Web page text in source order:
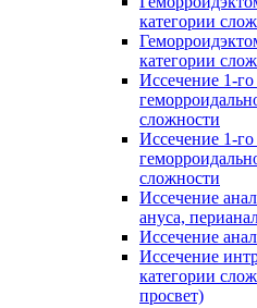
категории
категории
Иссечение 1-
сложности
Иссечение 1-
сложности
Иссечение
ануса,
Иссечение
Иссечение
категории
просвет)